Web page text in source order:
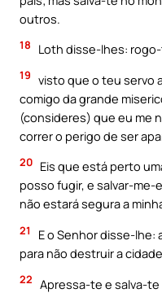
outros.
18 Loth disse-lhes:
19 visto que o teu servo
comigo da grande
(consideres) que eu me
correr o perigo de ser
20 Eis que está perto
posso fugir, e salvar-me-
não estará segura a
21
E o Senhor disse-
para não destruir a
22 Apressa-te e salva-